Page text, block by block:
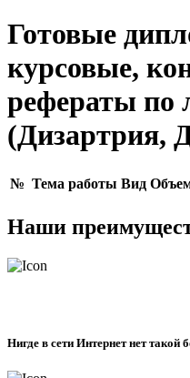
Готовые
курсовые,
рефераты по
(Дизартрия,
№ Тема работы Вид
Наши
Нигде в сети Интернет нет такой